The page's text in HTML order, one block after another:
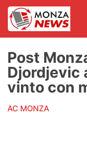
News
AC Monza
Post
Djordjevic
vinto con
AC MONZA